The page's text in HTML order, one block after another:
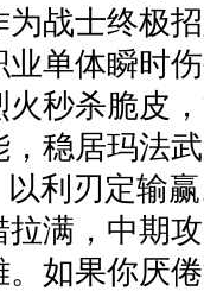
战士终极
单体瞬时
秒杀脆皮
稳居玛法
刃定输赢
满，中期
如果你厌